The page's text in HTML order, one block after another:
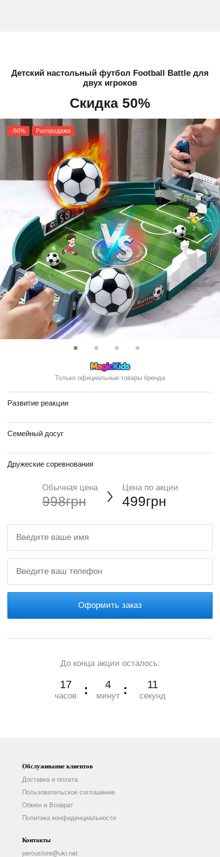
Детский настольный футбол Football Battle для
двух игроков
Скидка 50%
-50% Распродажа
Только официальные товары бренда
Развитие реакции
Семейный досуг
Дружеские соревнования
Обычная цена
998грн
Цена по акции
499грн
Оформить заказ
До конца акции осталось:
17
часов
4
минут
10
секунд
Обслуживание клиентов
Доставка и оплата
Пользовательское соглашение
Обмен и Возврат
Политика конфиденциальности
Контакты
peroustore@ukr.net